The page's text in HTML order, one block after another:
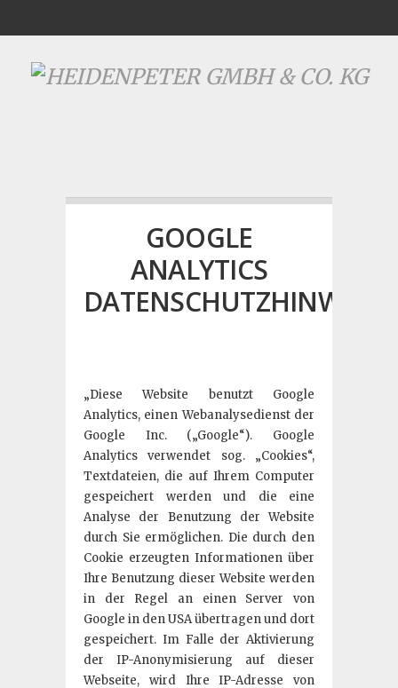
GOOGLE
ANALYTICS
DATENSCHUTZHINWEIS
„Diese Website benutzt Google
Analytics, einen Webanalysedienst der
Google Inc. („Google“). Google
Analytics verwendet sog. „Cookies“,
Textdateien, die auf Ihrem Computer
gespeichert werden und die eine
Analyse der Benutzung der Website
durch Sie ermöglichen. Die durch den
Cookie erzeugten Informationen über
Ihre Benutzung dieser Website werden
in der Regel an einen Server von
Google in den USA übertragen und dort
gespeichert. Im Falle der Aktivierung
der IP-Anonymisierung auf dieser
Webseite, wird Ihre IP-Adresse von